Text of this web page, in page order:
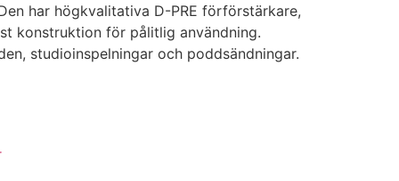
har högkvalitativa D-PRE förförstärkare,
konstruktion för pålitlig användning.
studioinspelningar och poddsändningar.